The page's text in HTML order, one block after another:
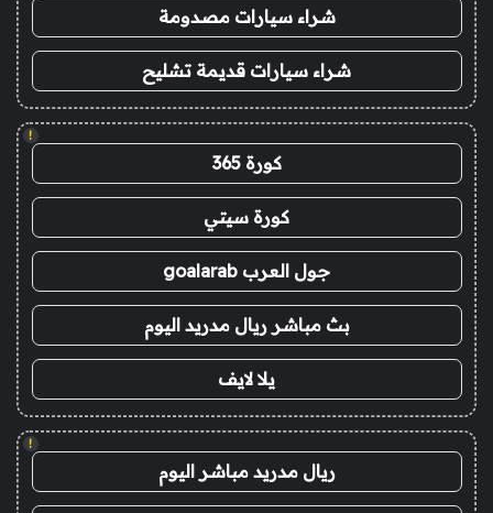
شراء سيارات مصدومة
شراء سيارات قديمة تشليح
!
كورة 365
كورة سيتي
جول العرب goalarab
بث مباشر ريال مدريد اليوم
يلا لايف
!
ريال مدريد مباشر اليوم